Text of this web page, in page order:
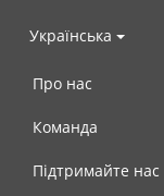
Українська
Про нас
Команда
Підтримайте нас